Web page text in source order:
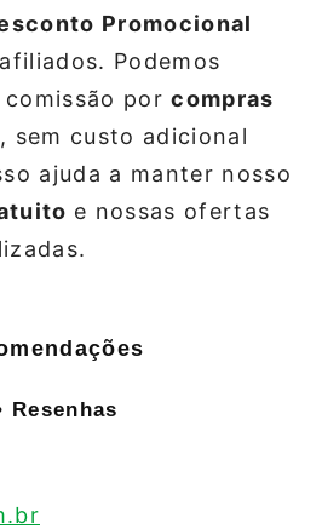
Promocional
Podemos
comissão porcompras
, sem custo adicional
ajuda a manter nosso
e nossas ofertas
Resenhas